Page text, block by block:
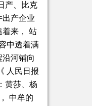
产、比克
出产企业
着来， 站
中透着满
河铺向
人民日报
黄莎、杨
中牟的